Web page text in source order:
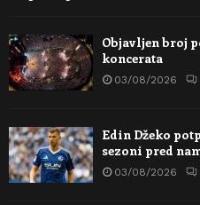
Objavljen broj
koncerata
03/08/2026
Edin Džeko
sezoni pred
03/08/2026